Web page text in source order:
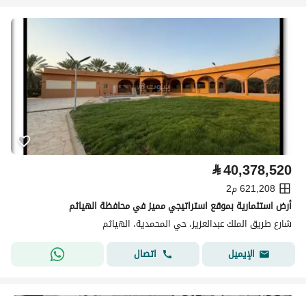
⃁40,378,520
621,208 م2
أرض استثمارية بموقع استراتيجي مميز في محافظة الهياثم
شارع طريق الملك عبدالعزيز، حي المحمدية، الهياثم
الإيميل
اتصال